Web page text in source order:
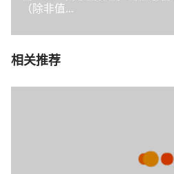
（除非值...
相关推荐